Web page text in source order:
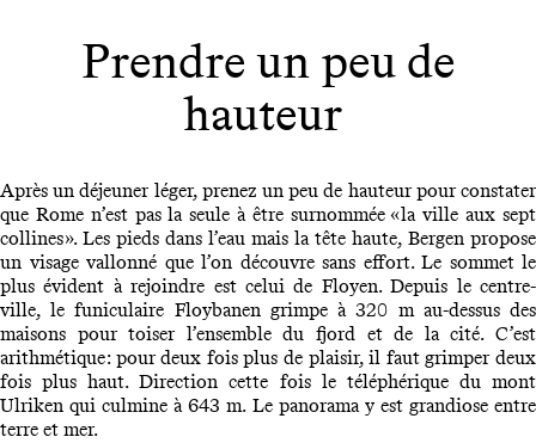
Prendre un peu de
hauteur
Après un déjeuner léger, prenez un peu de hauteur pour constater
que Rome n’est pas la seule à être surnommée « la ville aux sept
collines ». Les pieds dans l’eau mais la tête haute, Bergen propose
un visage vallonné que l’on découvre sans effort. Le sommet le
plus évident à rejoindre est celui de Floyen. Depuis le centre-
ville, le funiculaire Floybanen grimpe à 320 m au-dessus des
maisons pour toiser l’ensemble du fjord et de la cité. C’est
arithmétique : pour deux fois plus de plaisir, il faut grimper deux
fois plus haut. Direction cette fois le téléphérique du mont
Ulriken qui culmine à 643 m. Le panorama y est grandiose entre
terre et mer.